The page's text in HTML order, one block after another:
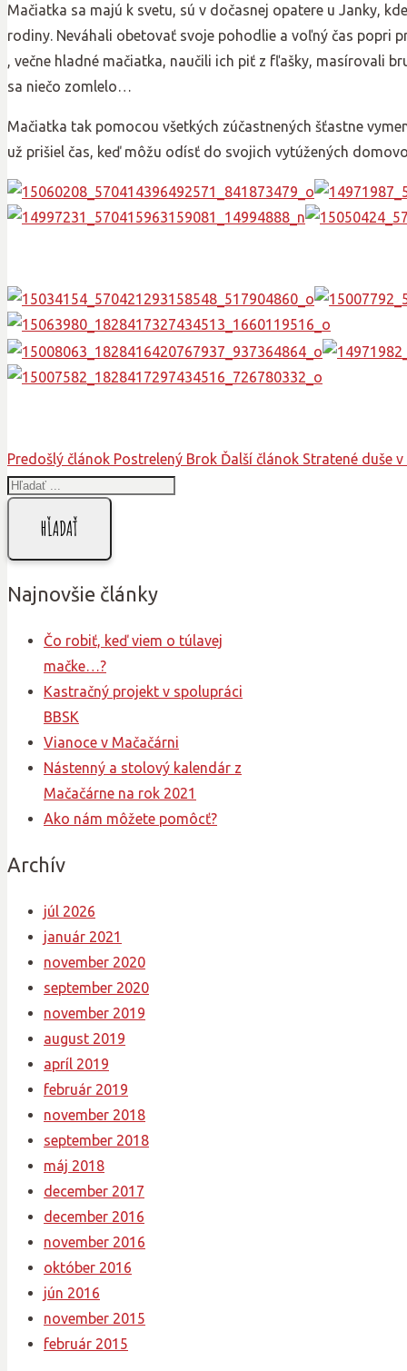
Mačiatka sa majú k svetu, sú v dočasnej opatere u Janky,
rodiny. Neváhali obetovať svoje pohodlie a voľný čas popri
, večne hladné mačiatka, naučili ich piť z fľašky, masírovali
sa niečo zomlelo…
Mačiatka tak pomocou všetkých zúčastnených šťastne
už prišiel čas, keď môžu odísť do svojich vytúžených
Predošlý článok Postrelený Brok Ďalší článok Stratené duše
HĽADAŤ
Najnovšie články
Čo robiť, keď viem o túlavej
mačke…?
Kastračný projekt v spolupráci
BBSK
Vianoce v Mačačárni
Nástenný a stolový kalendár z
Mačačárne na rok 2021
Ako nám môžete pomôcť?
Archív
júl 2026
január 2021
november 2020
september 2020
november 2019
august 2019
apríl 2019
február 2019
november 2018
september 2018
máj 2018
december 2017
december 2016
november 2016
október 2016
jún 2016
november 2015
február 2015